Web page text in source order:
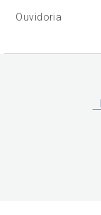
Ouvidoria